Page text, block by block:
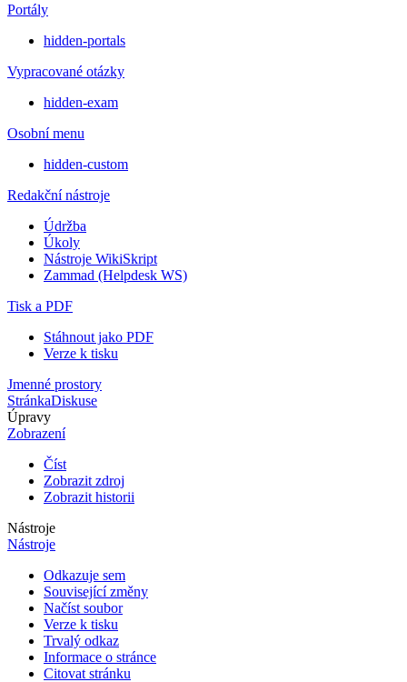
Portály
hidden-portals
Vypracované otázky
hidden-exam
Osobní menu
hidden-custom
Redakční nástroje
Údržba
Úkoly
Nástroje WikiSkript
Zammad (Helpdesk WS)
Tisk a PDF
Stáhnout jako PDF
Verze k tisku
Jmenné prostory
StránkaDiskuse
Úpravy
Zobrazení
Číst
Zobrazit zdroj
Zobrazit historii
Nástroje
Nástroje
Odkazuje sem
Související změny
Načíst soubor
Verze k tisku
Trvalý odkaz
Informace o stránce
Citovat stránku